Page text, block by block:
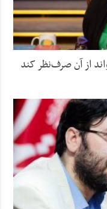
از آن صرف‌نظر کند